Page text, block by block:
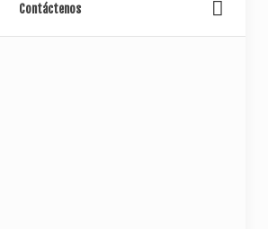
Contáctenos